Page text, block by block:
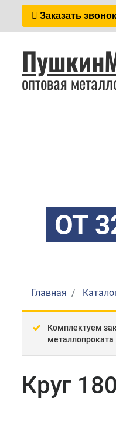
Заказать звонок
оптовая
ОТ
Главная
Комплектуем
металлопроката
Круг